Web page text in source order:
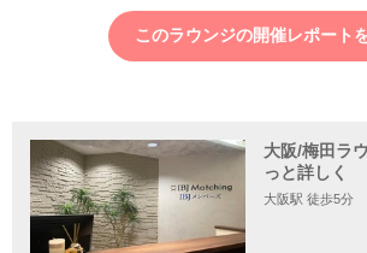
このラウンジの開催レポート
大阪/梅田ラ
っと詳しく
大阪駅 徒歩5分